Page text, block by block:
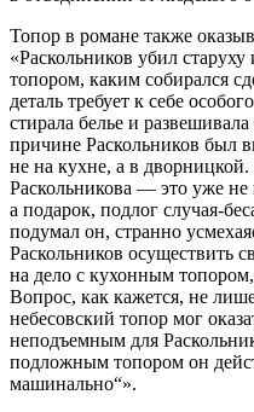
Топор в романе также
«Раскольников убил старуху
топором, каким собирался
деталь требует к себе
стирала белье и
причине Раскольников был
не на кухне, а в
Раскольникова — это уже не
а подарок, подлог случая-
подумал он, странно
Раскольников осуществить
на дело с кухонным
Вопрос, как кажется, не
небесовский топор мог
неподъемным для
подложным топором он
машинально“».